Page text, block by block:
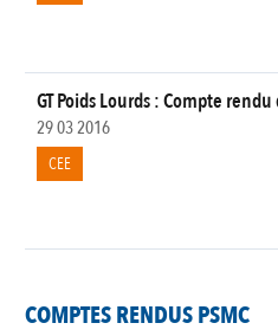
GT Poids Lourds : Compte
29 03 2016
CEE
COMPTES RENDUS PSMC